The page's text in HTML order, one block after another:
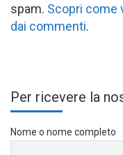
spam. Scopri come
dai commenti.
Per ricevere la
Nome o nome completo